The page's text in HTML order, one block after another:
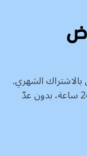
الشهري.
نستلم من بيتك، نغسل ونكوي، ونوصّل خلال 24 ساعة، بدون عدّ